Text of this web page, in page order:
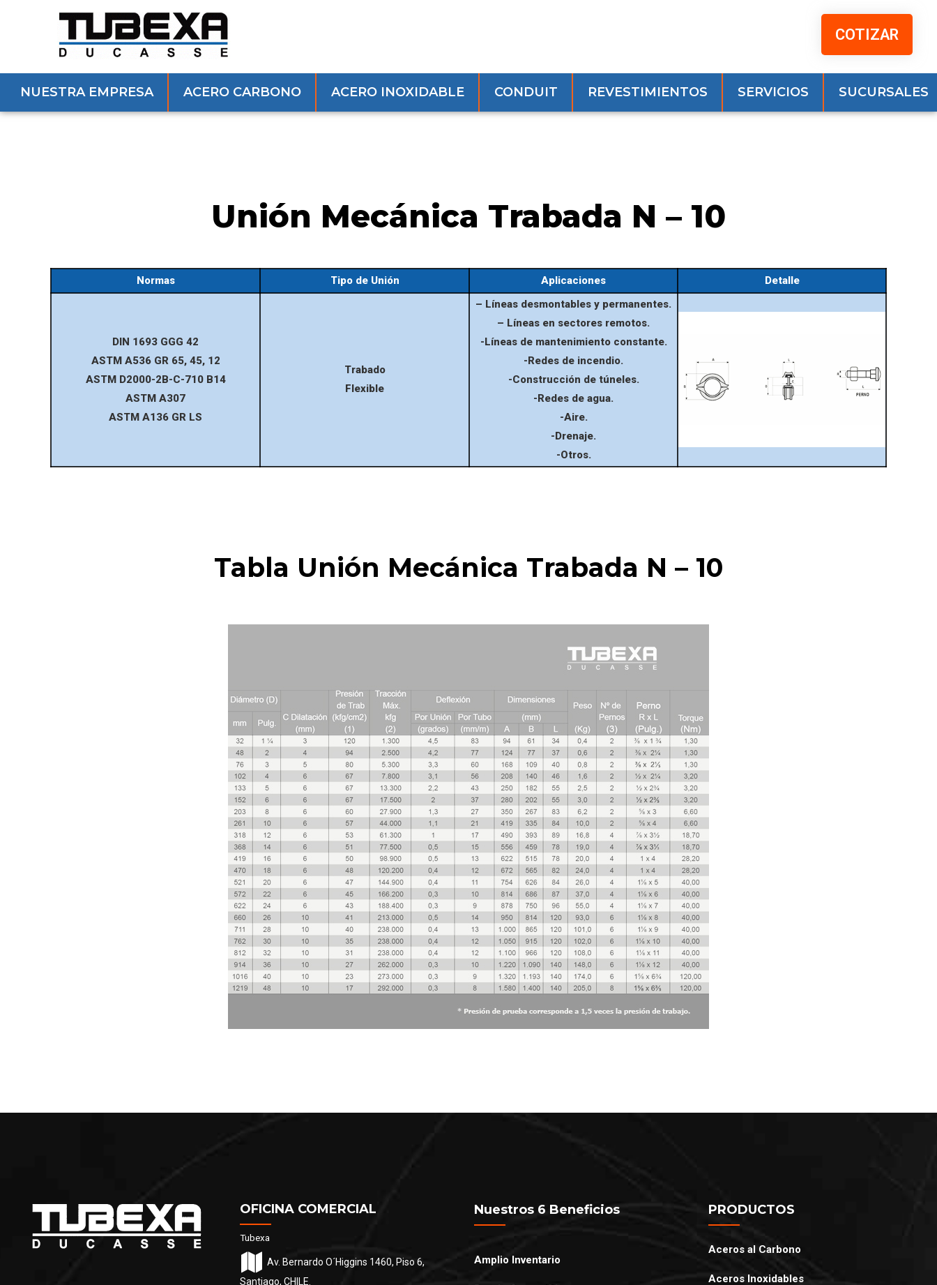
COTIZAR
NUESTRA EMPRESA ACERO CARBONO ACERO INOXIDABLE CONDUIT REVESTIMIENTOS SERVICIOS SUCURSALES
Unión Mecánica Trabada N – 10
Normas Tipo de Unión Aplicaciones Detalle
DIN 1693 GGG 42
ASTM A536 GR 65, 45, 12
ASTM D2000-2B-C-710 B14
ASTM A307
ASTM A136 GR LS
Trabado
Flexible
– Líneas desmontables y permanentes.
– Líneas en sectores remotos.
-Líneas de mantenimiento constante.
-Redes de incendio.
-Construcción de túneles.
-Redes de agua.
-Aire.
-Drenaje.
-Otros.
Tabla Unión Mecánica Trabada N – 10
OFICINA COMERCIAL
Tubexa
Av. Bernardo O´Higgins 1460, Piso 6,
Santiago, CHILE.
Nuestros 6 Beneficios
Amplio Inventario
PRODUCTOS
Aceros al Carbono
Aceros Inoxidables